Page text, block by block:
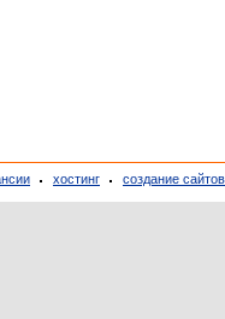
хостинг создание сайтов